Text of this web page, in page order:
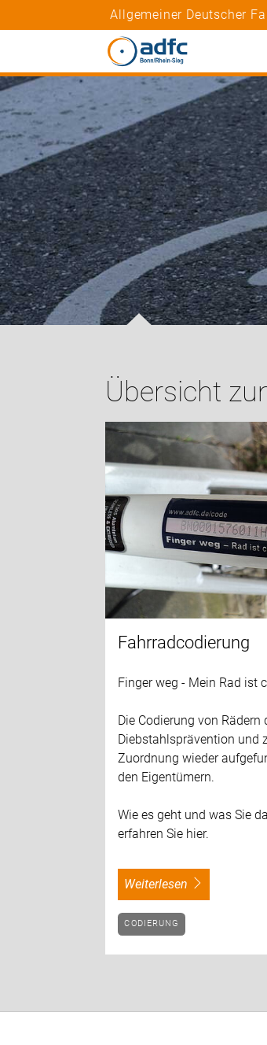
Allgemeiner Deutscher
Übersicht
Fahrradcodierung
Finger weg - Mein Rad ist
Die Codierung von Rädern
Diebstahlsprävention und
Zuordnung wieder
den Eigentümern.
Wie es geht und was Sie
erfahren Sie hier.
weiterlesen
CODIERUNG